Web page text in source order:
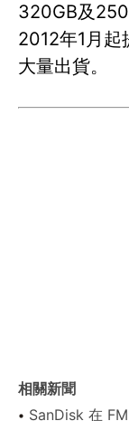
320GB及
2012年1月
大量出貨。
相關新聞
SanDisk 在